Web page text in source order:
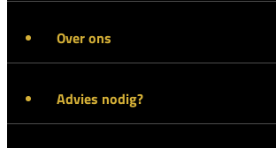
Over ons
Advies nodig?